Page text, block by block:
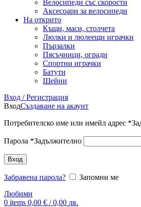
Велосипеди със скорости
Аксесоари за велосипеди
На открито
Къщи, маси, столчета
Люлки и люлеещи играчки
Пързалки
Пясъчници, огради
Спортни играчки
Батути
Шейни
Вход / Регистрация
ВходСъздаване на акаунт
Потребителско име или имейл адрес *
Парола *Задължително
Вход
Забравена парола?
Запомни ме
Любими
0 items 0,00 € / 0,00 лв.